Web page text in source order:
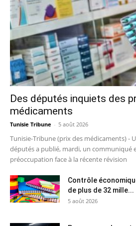
Des députés inquiets des
médicaments
Tunisie Tribune - 5 août 2026
Tunisie-Tribune (prix des médicaments) -
députés a publié, mardi, un communiqué
préoccupation face à la récente révision
Contrôle
de plus de 32 mille...
5 août 2026